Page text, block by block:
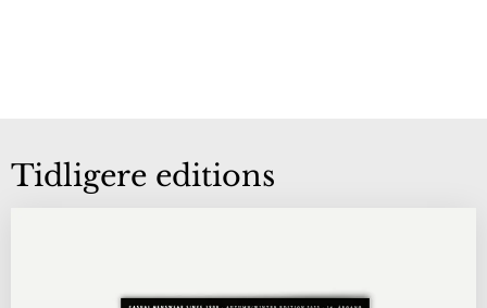
Tidligere editions